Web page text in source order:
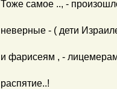
Тоже самое .., -
неверные - ( дети
и фарисеям , -
распятие..!